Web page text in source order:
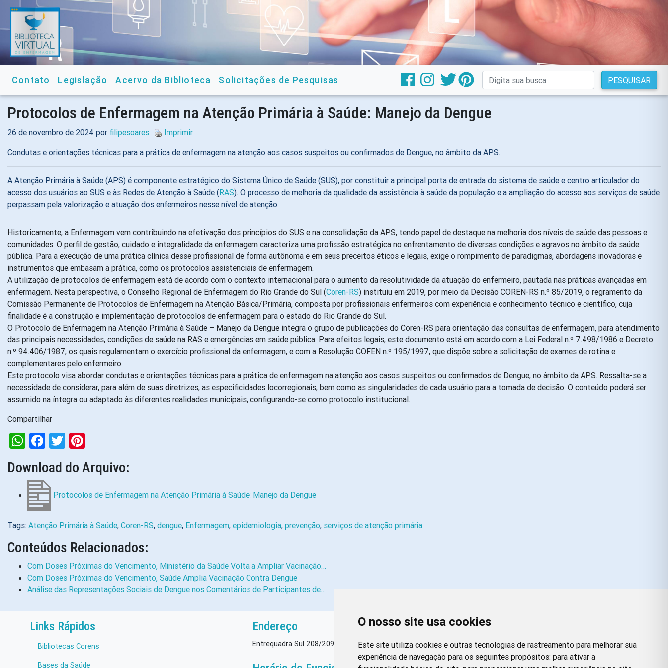
O nosso site usa cookies
Este site utiliza cookies e outras tecnologias de rastreamento para melhorar sua
experiência de navegação para os seguintes propósitos: para ativar a
Contato Legislação Acervo da Biblioteca Solicitações de Pesquisas PESQUISAR
Protocolos de Enfermagem na Atenção Primária à Saúde: Manejo da Dengue
26 de novembro de 2024 por filipesoares
Imprimir
Condutas e orientações técnicas para a prática de enfermagem na atenção aos casos suspeitos ou confirmados de Dengue, no âmbito da APS.
A Atenção Primária à Saúde (APS) é componente estratégico do Sistema Único de Saúde (SUS), por constituir a principal porta de entrada do sistema de saúde e centro articulador do
acesso dos usuários ao SUS e às Redes de Atenção à Saúde (RAS). O processo de melhoria da qualidade da assistência à saúde da população e a ampliação do acesso aos serviços de saúde
perpassam pela valorização e atuação dos enfermeiros nesse nível de atenção.
Historicamente, a Enfermagem vem contribuindo na efetivação dos princípios do SUS e na consolidação da APS, tendo papel de destaque na melhoria dos níveis de saúde das pessoas e
comunidades. O perfil de gestão, cuidado e integralidade da enfermagem caracteriza uma profissão estratégica no enfrentamento de diversas condições e agravos no âmbito da saúde
pública. Para a execução de uma prática clínica desse profissional de forma autônoma e em seus preceitos éticos e legais, exige o rompimento de paradigmas, abordagens inovadoras e
instrumentos que embasam a prática, como os protocolos assistenciais de enfermagem.
A utilização de protocolos de enfermagem está de acordo com o contexto internacional para o aumento da resolutividade da atuação do enfermeiro, pautada nas práticas avançadas em
enfermagem. Nesta perspectiva, o Conselho Regional de Enfermagem do Rio Grande do Sul (Coren-RS) instituiu em 2019, por meio da Decisão COREN-RS n.º 85/2019, o regramento da
Comissão Permanente de Protocolos de Enfermagem na Atenção Básica/Primária, composta por profissionais enfermeiros com experiência e conhecimento técnico e científico, cuja
finalidade é a construção e implementação de protocolos de enfermagem para o estado do Rio Grande do Sul.
O Protocolo de Enfermagem na Atenção Primária à Saúde – Manejo da Dengue integra o grupo de publicações do Coren-RS para orientação das consultas de enfermagem, para atendimento
das principais necessidades, condições de saúde na RAS e emergências em saúde pública. Para efeitos legais, este documento está em acordo com a Lei Federal n.º 7.498/1986 e Decreto
n.º 94.406/1987, os quais regulamentam o exercício profissional da enfermagem, e com a Resolução COFEN n.º 195/1997, que dispõe sobre a solicitação de exames de rotina e
complementares pelo enfermeiro.
Este protocolo visa abordar condutas e orientações técnicas para a prática de enfermagem na atenção aos casos suspeitos ou confirmados de Dengue, no âmbito da APS. Ressalta-se a
necessidade de considerar, para além de suas diretrizes, as especificidades locorregionais, bem como as singularidades de cada usuário para a tomada de decisão. O conteúdo poderá ser
assumido na íntegra ou adaptado às diferentes realidades municipais, configurando-se como protocolo institucional.
Compartilhar
WhatsApp
Facebook
Twitter
Download do Arquivo:
Protocolos de Enfermagem na Atenção Primária à Saúde: Manejo da Dengue
Tags: Atenção Primária à Saúde, Coren-RS, dengue, Enfermagem, epidemiologia, prevenção, serviços de atenção primária
Conteúdos Relacionados:
Com Doses Próximas do Vencimento, Ministério da Saúde Volta a Ampliar Vacinação…
Com Doses Próximas do Vencimento, Saúde Amplia Vacinação Contra Dengue
Análise das Representações Sociais de Dengue nos Comentários de Participantes de…
Links Rápidos
Bibliotecas Corens
Bases da Saúde
Endereço
Entrequadra Sul 208/209, Asa Sul, CEP: 70390-100
Redes Sociais
Facebook Instagram Twitter Pinterest